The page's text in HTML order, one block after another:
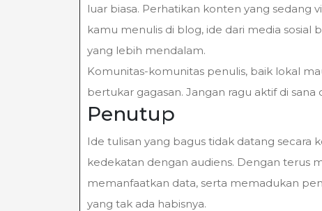
luar biasa. Perhatikan konten yang sedang
kamu menulis di blog, ide dari media
yang lebih mendalam.
Komunitas-komunitas penulis, baik lokal
bertukar gagasan. Jangan ragu aktif di
Penutup
Ide tulisan yang bagus tidak datang secara
kedekatan dengan audiens. Dengan terus
memanfaatkan data, serta memadukan
yang tak ada habisnya.